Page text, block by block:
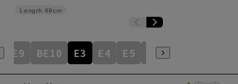
Length 69cm
BE9 BE10 E3 E4 E5 E6